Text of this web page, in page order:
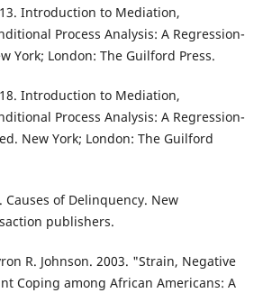
Introduction to Mediation,
Process Analysis: A Regression-
York; London: The Guilford Press.
Introduction to Mediation,
Process Analysis: A Regression-
New York; London: The Guilford
Causes of Delinquency. New
publishers.
R. Johnson. 2003. "Strain, Negative
Coping among African Americans: A